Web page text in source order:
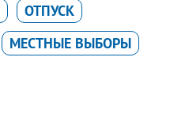
ОТПУСК
МЕСТНЫЕ ВЫБОРЫ